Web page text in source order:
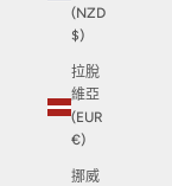
(NZD
$)
拉脫
維亞
(EUR
€)
挪威